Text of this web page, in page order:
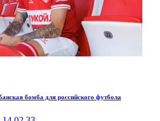
бомба для российского футбола